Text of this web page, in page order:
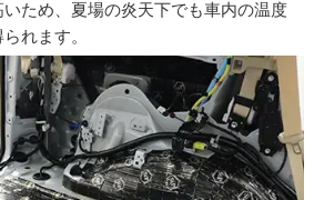
ため、夏場の炎天下でも車内の温度
れます。